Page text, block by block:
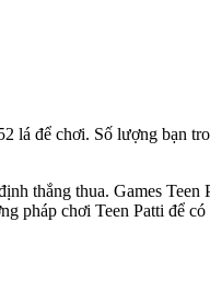
lá để chơi. Số lượng bạn
thắng thua. Games Teen
pháp chơi Teen Patti để